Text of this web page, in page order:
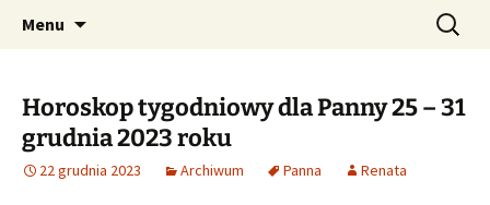
CzaroMarowy horoskop
dzienny, miesięczny i
tygodniowy
Profesjonalne przepowiednie astrologiczne
Menu Szukaj:
Horoskop tygodniowy dla Panny 25 – 31
grudnia 2023 roku
22 grudnia 2023 Archiwum Panna Renata